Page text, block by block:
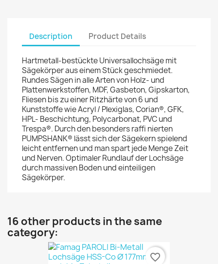
Description Product Details
Hartmetall-bestückte Universallochsäge mit
Sägekörper aus einem Stück geschmiedet.
Rundes Sägen in alle Arten von Holz- und
Plattenwerkstoffen, MDF, Gasbeton, Gipskarton,
Fliesen bis zu einer Ritzhärte von 6 und
Kunststoffe wie Acryl / Plexiglas, Corian®, GFK,
HPL- Beschichtung, Polycarbonat, PVC und
Trespa®. Durch den besonders raffi nierten
PUMPSHANK® lässt sich der Sägekern spielend
leicht entfernen und man spart jede Menge Zeit
und Nerven. Optimaler Rundlauf der Lochsäge
durch massiven Boden und einteiligen
Sägekörper.
16 other products in the same
category:
favorite_border